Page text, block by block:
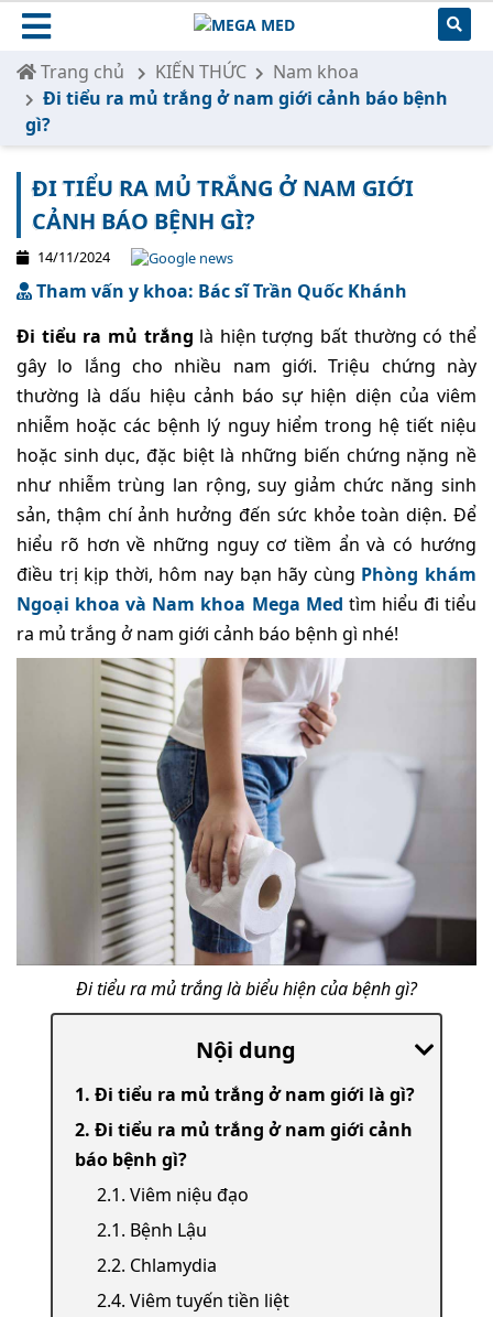
Trang chủ KIẾN THỨC
Nam khoa
Đi tiểu ra mủ trắng ở nam giới cảnh báo bệnh
gì?
ĐI TIỂU RA MỦ TRẮNG Ở NAM GIỚI
CẢNH BÁO BỆNH GÌ?
14/11/2024
Tham vấn y khoa: Bác sĩ Trần Quốc Khánh
Đi tiểu ra mủ trắng là hiện tượng bất thường có thể
gây lo lắng cho nhiều nam giới. Triệu chứng này
thường là dấu hiệu cảnh báo sự hiện diện của viêm
nhiễm hoặc các bệnh lý nguy hiểm trong hệ tiết niệu
hoặc sinh dục, đặc biệt là những biến chứng nặng nề
như nhiễm trùng lan rộng, suy giảm chức năng sinh
sản, thậm chí ảnh hưởng đến sức khỏe toàn diện. Để
hiểu rõ hơn về những nguy cơ tiềm ẩn và có hướng
điều trị kịp thời, hôm nay bạn hãy cùng Phòng khám
Ngoại khoa và Nam khoa Mega Med tìm hiểu đi tiểu
ra mủ trắng ở nam giới cảnh báo bệnh gì nhé!
Đi tiểu ra mủ trắng là biểu hiện của bệnh gì?
Nội dung
1. Đi tiểu ra mủ trắng ở nam giới là gì?
2. Đi tiểu ra mủ trắng ở nam giới cảnh
báo bệnh gì?
2.1. Viêm niệu đạo
2.1. Bệnh Lậu
2.2. Chlamydia
2.4. Viêm tuyến tiền liệt